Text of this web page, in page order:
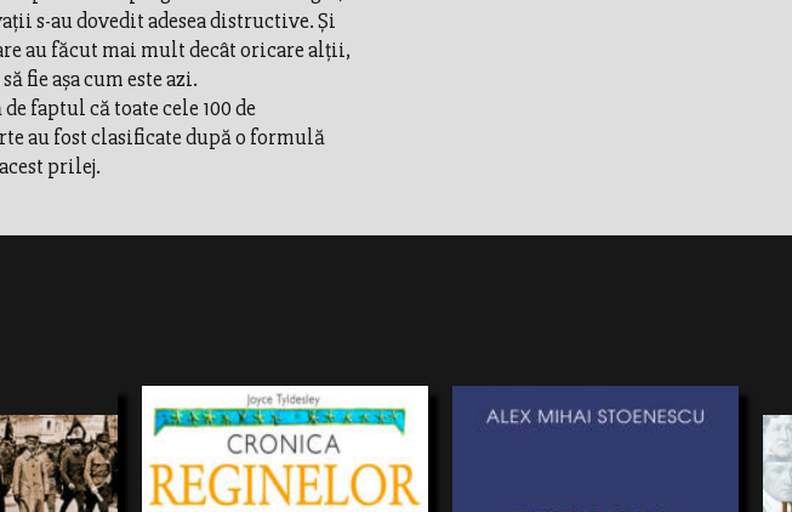
s-au dovedit adesea distructive. Şi
au făcut mai mult decât oricare alţii,
fie aşa cum este azi.
faptul că toate cele 100 de
au fost clasificate după o formulă
prilej.